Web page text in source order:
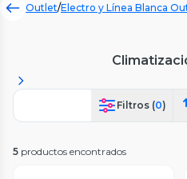
Outlet/Electro y Línea Blanca
Filtros (0)
5 productos encontrados